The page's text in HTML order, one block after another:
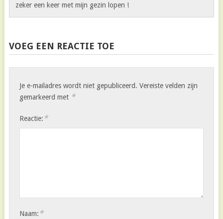
zeker een keer met mijn gezin lopen !
VOEG EEN REACTIE TOE
Je e-mailadres wordt niet gepubliceerd. Vereiste velden zijn
gemarkeerd met *
Reactie: *
Naam: *